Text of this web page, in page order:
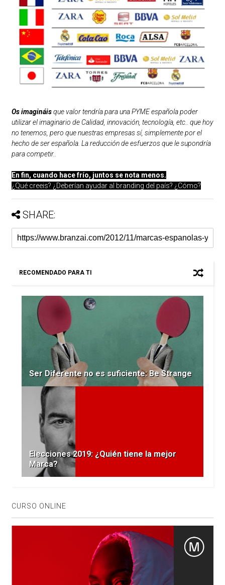
Os imagináisque valor tendría para una PYME española poder
utilizar el imaginario de Calidad, innovación, tecnología, etc.. que hoy
no tenemos, pero que nuestras empresas sí, simplemente por el
hecho de ser española. La reducción de esfuerzos que le supondría
para competir..
En fin, cuando hace frío, juntos se nota menos.
¿Qué creeis? ¿Deberían ayudar al branding del país? ¿Cómo?
SHARE:
RECOMENDADO PARA TI
Ser Diferente no es suficiente: Be Strange
Elecciones 2019: ¿Quién tiene la mejor
Marca?
CURSO ONLINE